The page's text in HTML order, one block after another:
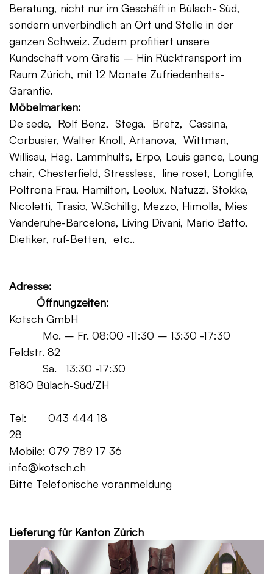
Beratung, nicht nur im Geschäft in Bülach- Süd,
sondern unverbindlich an Ort und Stelle in der
ganzen Schweiz. Zudem profitiert unsere
Kundschaft vom Gratis – Hin Rücktransport im
Raum Zürich, mit 12 Monate Zufriedenheits-
Garantie.
Möbelmarken:
De sede, Rolf Benz, Stega, Bretz, Cassina,
Corbusier, Walter Knoll, Artanova, Wittman,
Willisau, Hag, Lammhults, Erpo, Louis gance, Loung
chair, Chesterfield, Stressless, line roset, Longlife,
Poltrona Frau, Hamilton, Leolux, Natuzzi, Stokke,
Nicoletti, Trasio, W.Schillig, Mezzo, Himolla, Mies
Vanderuhe-Barcelona, Living Divani, Mario Batto,
Dietiker, ruf-Betten, etc..
Adresse:
Öffnungzeiten:
Kotsch GmbH
Mo. – Fr. 08:00 -11:30 – 13:30 -17:30
Feldstr. 82
Sa. 13:30 -17:30
8180 Bülach-Süd/ZH
Tel: 043 444 18
28
Mobile: 079 789 17 36
info@kotsch.ch
Bitte Telefonische voranmeldung
Lieferung für Kanton Zürich